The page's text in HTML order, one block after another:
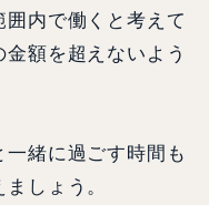
内で働くと考えて
額を超えないよう
緒に過ごす時間も
しょう。